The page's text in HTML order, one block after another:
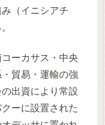
（イニシアチ
ーカサス・中央
貿易・運輸の強
出資により常設
ーに設置された